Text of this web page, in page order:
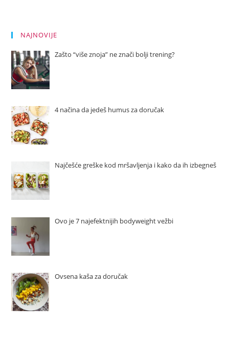
NAJNOVIJE
Zašto “više znoja” ne znači bolji trening?
4 načina da jedeš humus za doručak
Najčešće greške kod mršavljenja i kako da ih izbegneš
Ovo je 7 najefektnijih bodyweight vežbi
Ovsena kaša za doručak